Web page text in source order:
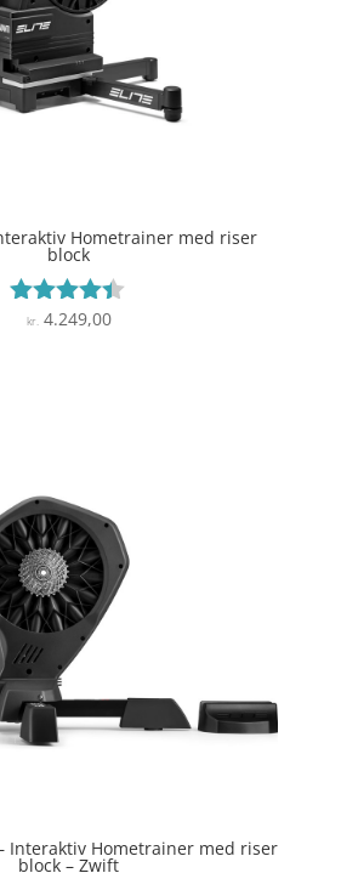
Hometrainer med riser
block
Vurderet
kr.4.249,00
Interaktiv Hometrainer med riser
block – Zwift